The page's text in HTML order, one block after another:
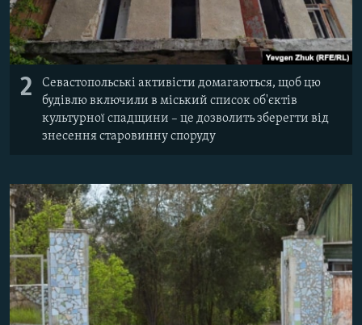
2
Севастопольські активісти домагаються, щоб цю
будівлю включили в міський список об'єктів
культурної спадщини – це дозволить зберегти від
знесення старовинну споруду